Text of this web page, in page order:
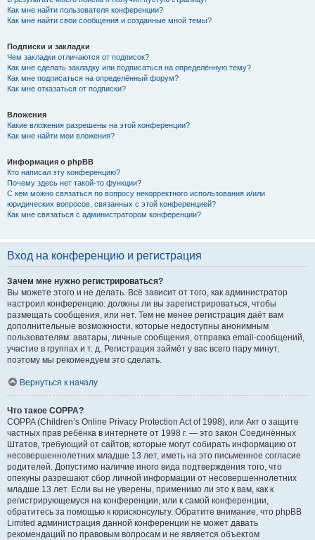
Как мне найти пользователя конференции?
Как мне найти свои сообщения и созданные мной темы?
Подписки и закладки
Чем закладки отличаются от подписок?
Как мне сделать закладку или подписаться на определённую тему?
Как мне подписаться на определённый форум?
Как мне отказаться от подписки?
Вложения
Какие вложения разрешены на этой конференции?
Как мне найти мои вложения?
Информация о phpBB
Кто написал эту конференцию?
Почему здесь нет такой-то функции?
С кем можно связаться по вопросу некорректного использования и/или
юридических вопросов, связанных с этой конференцией?
Как мне связаться с администратором конференции?
Вход на конференцию и регистрация
Зачем мне нужно регистрироваться?
Вы можете этого и не делать. Всё зависит от того, как администратор
настроил конференцию: должны ли вы зарегистрироваться, чтобы
размещать сообщения, или нет. Тем не менее регистрация даёт вам
дополнительные возможности, которые недоступны анонимным
пользователям: аватары, личные сообщения, отправка email-сообщений,
участие в группах и т. д. Регистрация займёт у вас всего пару минут,
поэтому мы рекомендуем это сделать.
Вернуться к началу
Что такое COPPA?
COPPA (Children’s Online Privacy Protection Act of 1998), или Акт о защите
частных прав ребёнка в интернете от 1998 г. — это закон Соединённых
Штатов, требующий от сайтов, которые могут собирать информацию от
несовершеннолетних младше 13 лет, иметь на это письменное согласие
родителей. Допустимо наличие иного вида подтверждения того, что
опекуны разрешают сбор личной информации от несовершеннолетних
младше 13 лет. Если вы не уверены, применимо ли это к вам, как к
регистрирующемуся на конференции, или к самой конференции,
обратитесь за помощью к юрисконсульту. Обратите внимание, что phpBB
Limited администрация данной конференции не может давать
рекомендаций по правовым вопросам и не является объектом